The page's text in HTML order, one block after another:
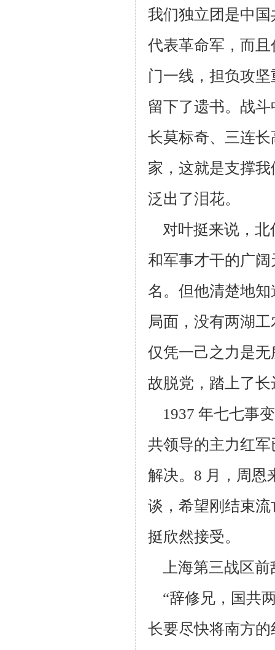
我们独立团是中
代表革命军，而
门一线，担负攻
留下了遗书。战
长莫标奇、 三连
家，这就是支撑我
泛出了泪花。
对叶挺来说，北
和军事才干的广
名。但他清楚地
局面，没有两湖
仅凭一己之力是
故脱党，踏上了
1937 年七七事
共领导的主力红
解决。8 月，周恩
谈，希望刚结束
挺欣然接受。
上海第三战区前
“辞修兄，国共
长要尽快将南方